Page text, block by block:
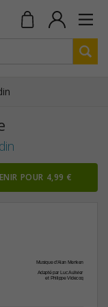
POUR 4,99 €
Musique d'Alan Menken
Adapté par Luc Aulivier
et Philippe Videcoq